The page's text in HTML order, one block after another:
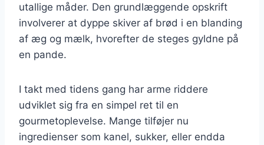
utallige måder. Den grundlæggende opskrift
involverer at dyppe skiver af brød i en blanding
af æg og mælk, hvorefter de steges gyldne på
en pande.
I takt med tidens gang har arme riddere
udviklet sig fra en simpel ret til en
gourmetoplevelse. Mange tilføjer nu
ingredienser som kanel, sukker, eller endda